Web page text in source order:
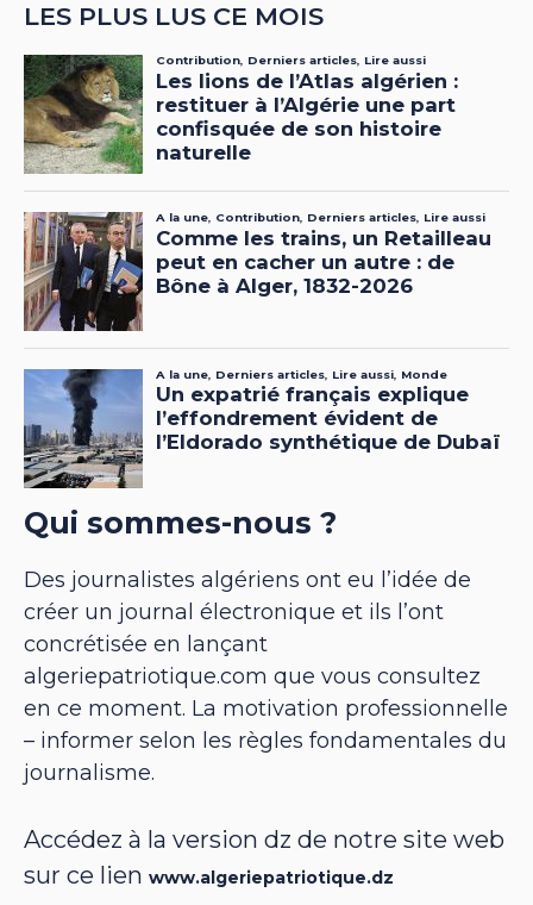
LES PLUS LUS CE MOIS
Qui sommes-nous ?
Des journalistes algériens ont eu l’idée de
créer un journal électronique et ils l’ont
concrétisée en lançant
algeriepatriotique.com que vous consultez
en ce moment. La motivation professionnelle
– informer selon les règles fondamentales du
journalisme.
Accédez à la version dz de notre site web
sur ce lien www.algeriepatriotique.dz